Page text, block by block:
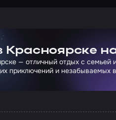
Красноярске
— отличный отдых с
приключений и незабываемых